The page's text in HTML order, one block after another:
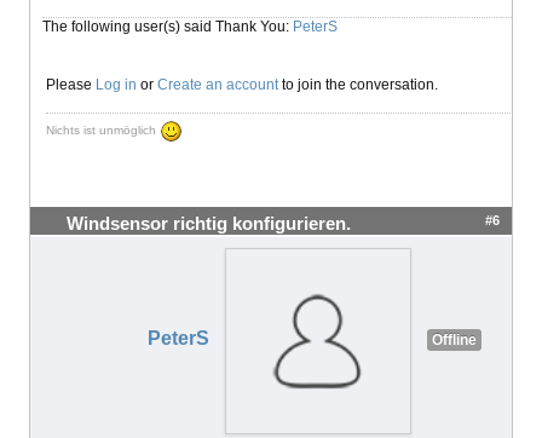
The following user(s) said Thank You: PeterS
Please Log in or Create an account to join the conversation.
Nichts ist unmöglich
Windsensor richtig konfigurieren. #6
PeterS Offline